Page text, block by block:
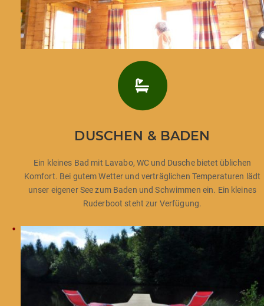
DUSCHEN & BADEN
Ein kleines Bad mit Lavabo, WC und Dusche bietet üblichen
Komfort. Bei gutem Wetter und verträglichen Temperaturen lädt
unser eigener See zum Baden und Schwimmen ein. Ein kleines
Ruderboot steht zur Verfügung.